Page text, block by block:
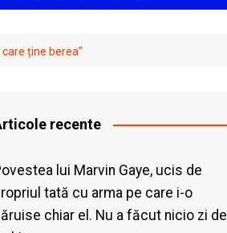
ține berea”
recente
lui Marvin Gaye, ucis de
tată cu arma pe care i-o
chiar el. Nu a făcut nicio zi de